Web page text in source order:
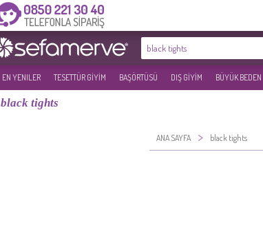
EN YENILER TESETTÜR GİYİM BAŞÖRTÜSÜ DIŞ GİYİM BÜYÜK BEDEN
black tights
ANA SAYFA > black tights